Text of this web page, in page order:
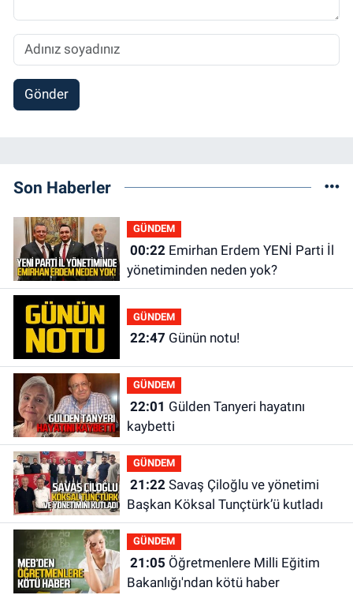
Gönder
Son Haberler
GÜNDEM
00:22Emirhan Erdem YENİ Parti İl
yönetiminden neden yok?
GÜNDEM
22:47 Günün notu!
GÜNDEM
22:01
kaybetti
GÜNDEM
21:22Savaş Çiloğlu ve yönetimi
Başkan Köksal Tunçtürk’ü kutladı
GÜNDEM
21:05
Bakanlığı'ndan kötü haber